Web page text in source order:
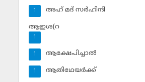
അഹ് മദ് സര്‍ഹിന്ദി
1
ആഇശ(റ
1
ആക്ഷേപിച്ചാല്‍
1
ആതിഥേയര്‍ക്ക്
1